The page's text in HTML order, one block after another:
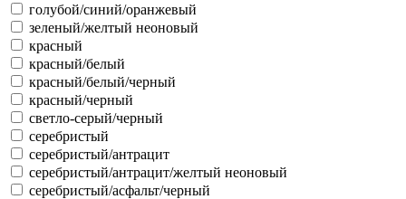
голубой/синий/оранжевый
зеленый/желтый неоновый
красный
красный/белый
красный/белый/черный
красный/черный
светло-серый/черный
серебристый
серебристый/антрацит
серебристый/антрацит/желтый неоновый
серебристый/асфальт/черный